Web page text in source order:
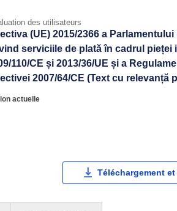
des utilisateurs
(UE) 2015/2366 a
serviciile de plată în cadrul pieței
110/CE și 2013/36/UE și a
2007/64/CE (Text cu relevanță
actuelle
Téléchargement